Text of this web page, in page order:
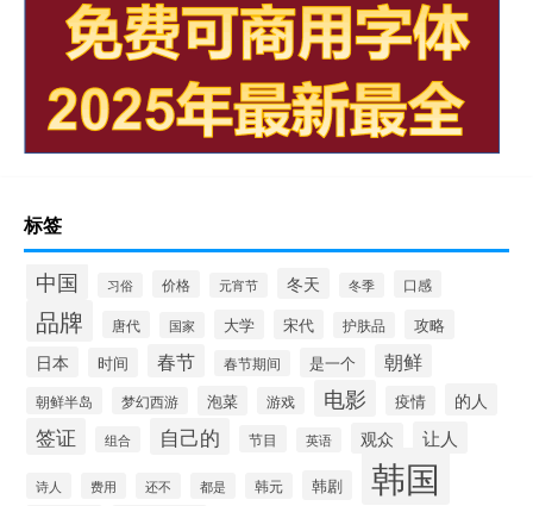
标签
中国 习俗 价格 元宵节 冬天 冬季 口感
品牌 唐代 国家 大学 宋代 护肤品 攻略
日本 时间 春节 春节期间 是一个 朝鲜
朝鲜半岛 梦幻西游 泡菜 游戏 电影 疫情 的人
签证 组合 自己的 节目 英语 观众 让人
诗人 费用 还不 都是 韩元 韩剧 韩国